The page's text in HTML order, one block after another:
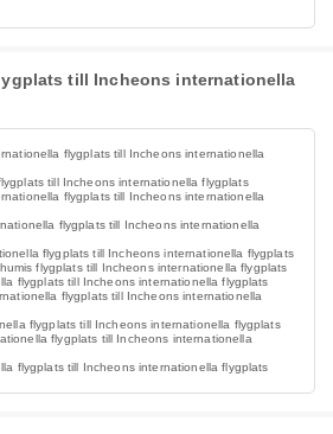
till Incheons internationella
flygplats till Incheons internationella
till Incheons internationella flygplats
flygplats till Incheons internationella
flygplats till Incheons internationella
flygplats till Incheons internationella flygplats
flygplats till Incheons internationella flygplats
flygplats till Incheons internationella flygplats
flygplats till Incheons internationella
flygplats till Incheons internationella flygplats
flygplats till Incheons internationella
flygplats till Incheons internationella flygplats